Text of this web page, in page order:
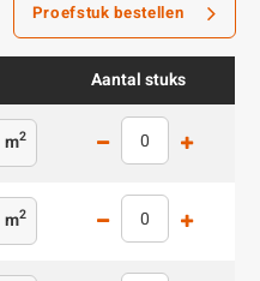
Proefstuk bestellen
Aantal stuks
m2
m2